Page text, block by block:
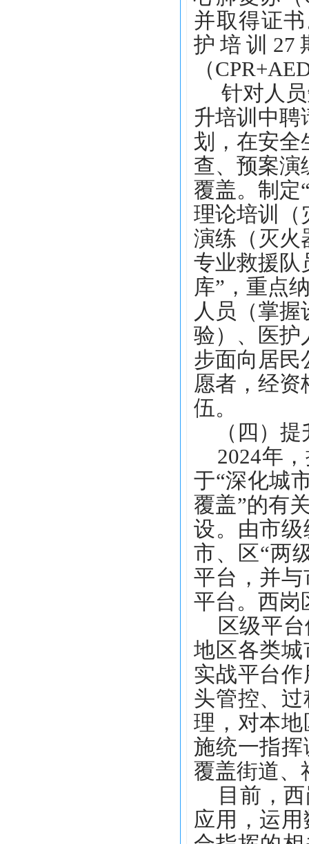
并取得证
护培训27
（
针对人员
升培训中聘
划，在安全
查、预案演
覆盖。制定
理论培训（
演练（灭火
专业救援队
库”，重点
人员（掌
验）、医护
步面向居民
愿者，经资
伍。
（四）提
2024年，
于“深化城
覆盖”的有
设。由市
市、区“两
平台，并
平台。西岗
区级平台
地区各类
实战平台
头管控、
理，对本
施统一指
覆盖街道、
目前，西
应用，运